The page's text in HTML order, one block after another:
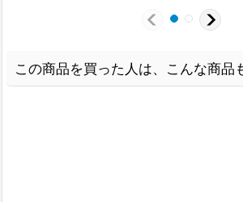
この商品を買った人は、こんな商品